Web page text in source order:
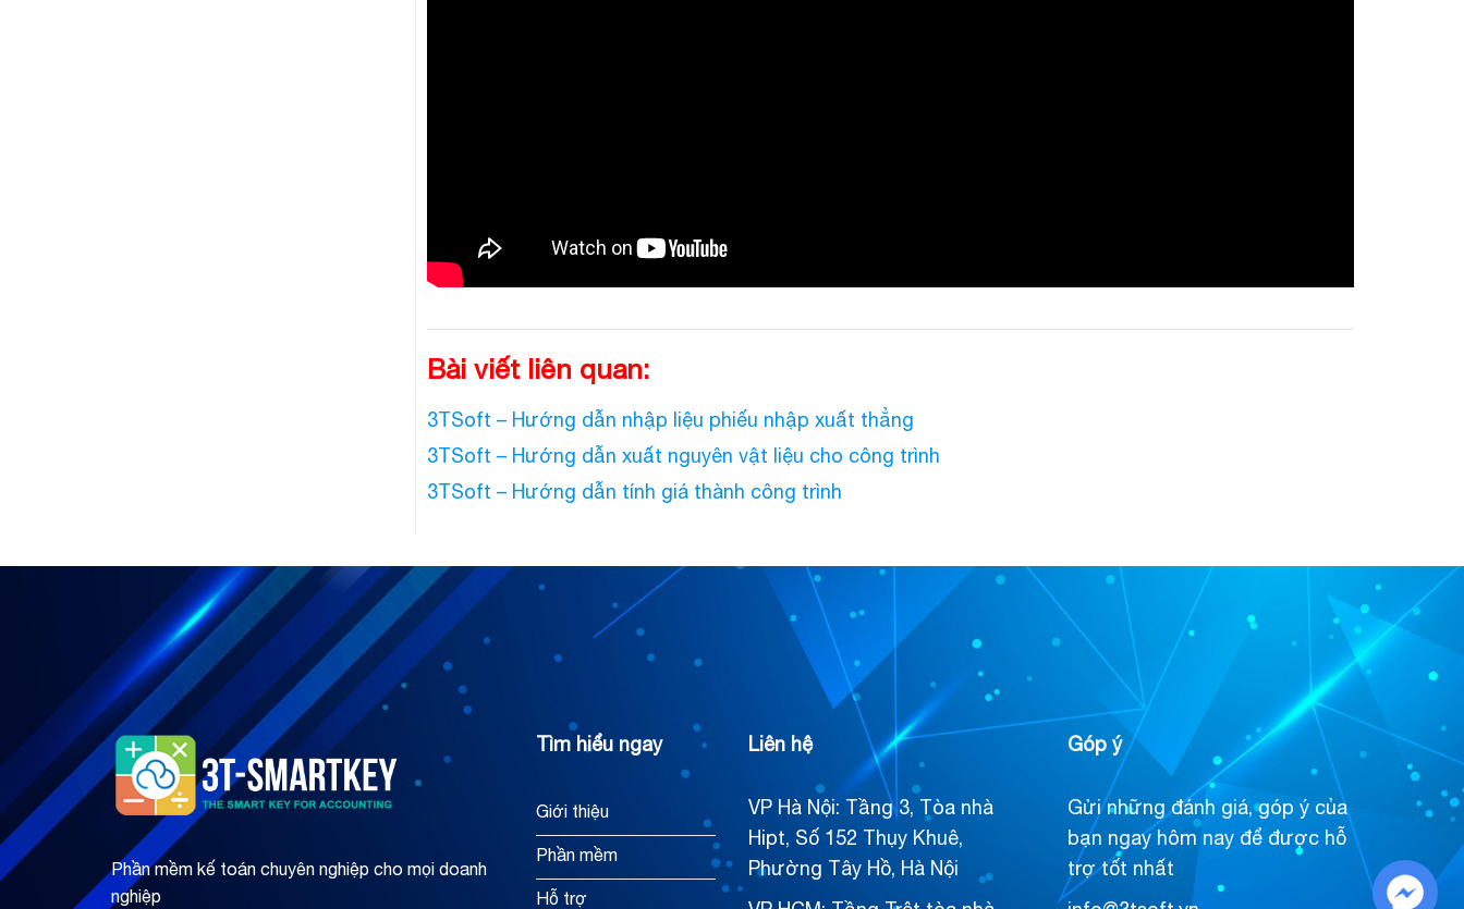
Bài viết liên quan:
3TSoft – Hướng dẫn nhập liệu phiếu nhập xuất thẳng
3TSoft – Hướng dẫn xuất nguyên vật liệu cho công trình
3TSoft – Hướng dẫn tính giá thành công trình
Phần mềm kế toán chuyên nghiệp cho mọi doanh
nghiệp
Tìm hiểu ngay
Giới thiệu
Phần mềm
Hỗ trợ
Liên hệ
VP Hà Nội: Tầng 3, Tòa nhà
Hipt, Số 152 Thụy Khuê,
Phường Tây Hồ, Hà Nội
Góp ý
Gửi những đánh giá, góp ý của
bạn ngay hôm nay để được hỗ
trợ tốt nhất